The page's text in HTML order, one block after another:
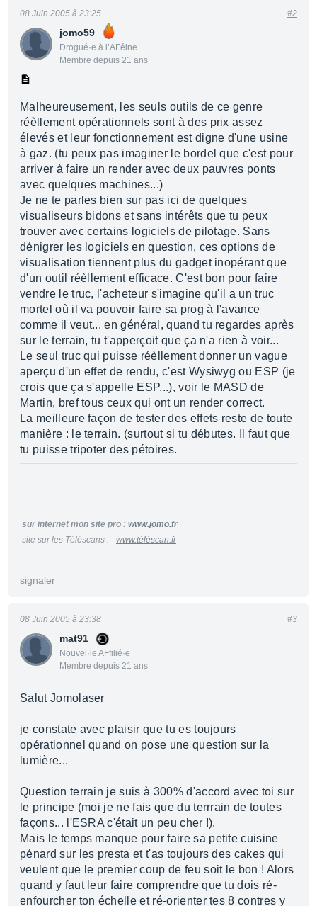
jomo59
Drogué·e à l’AFéine
Membre depuis 21 ans
08 Juin 2005 à 23:25 #2
Malheureusement, les seuls outils de ce genre
réèllement opérationnels sont à des prix assez
élevés et leur fonctionnement est digne d'une usine
à gaz. (tu peux pas imaginer le bordel que c'est pour
arriver à faire un render avec deux pauvres ponts
avec quelques machines...)
Je ne te parles bien sur pas ici de quelques
visualiseurs bidons et sans intérêts que tu peux
trouver avec certains logiciels de pilotage. Sans
dénigrer les logiciels en question, ces options de
visualisation tiennent plus du gadget inopérant que
d'un outil réèllement efficace. C'est bon pour faire
vendre le truc, l'acheteur s'imagine qu'il a un truc
mortel où il va pouvoir faire sa prog à l'avance
comme il veut... en général, quand tu regardes après
sur le terrain, tu t'apperçoit que ça n'a rien à voir...
Le seul truc qui puisse réèllement donner un vague
aperçu d'un effet de rendu, c'est Wysiwyg ou ESP (je
crois que ça s'appelle ESP...), voir le MASD de
Martin, bref tous ceux qui ont un render correct.
La meilleure façon de tester des effets reste de toute
manière : le terrain. (surtout si tu débutes. Il faut que
tu puisse tripoter des pétoires.
sur internet mon site pro : www.jomo.fr
site sur les Téléscans : - www.téléscan.fr
signaler
mat91
Nouvel·le AFfilié·e
Membre depuis 21 ans
08 Juin 2005 à 23:38 #3
Salut Jomolaser
je constate avec plaisir que tu es toujours
opérationnel quand on pose une question sur la
lumière...
Question terrain je suis à 300% d'accord avec toi sur
le principe (moi je ne fais que du terrrain de toutes
façons... l'ESRA c'était un peu cher !).
Mais le temps manque pour faire sa petite cuisine
pénard sur les presta et t'as toujours des cakes qui
veulent que le premier coup de feu soit le bon ! Alors
quand y faut leur faire comprendre que tu dois ré-
enfourcher ton échelle et ré-orienter tes 8 contres y